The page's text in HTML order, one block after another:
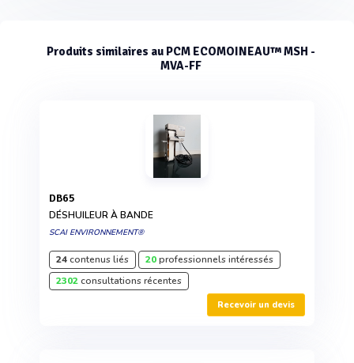
Produits similaires au PCM ECOMOINEAU™ MSH -
MVA-FF
DB65
DÉSHUILEUR À BANDE
SCAI ENVIRONNEMENT®
24contenus liés 20professionnels intéressés
2302consultations récentes
Recevoir un devis